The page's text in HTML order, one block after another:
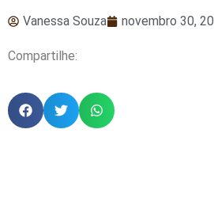
Vanessa Souza novembro 30,
Compartilhe: